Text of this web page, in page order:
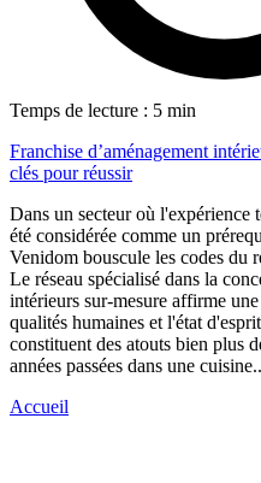
Temps de lecture : 5 min
Franchise d’aménagement
clés pour réussir
Dans un secteur où l'expérience
été considérée comme un
Venidom bouscule les codes du
Le réseau spécialisé dans la
intérieurs sur-mesure affirme
qualités humaines et l'état
constituent des atouts bien plus
années passées dans une
Accueil